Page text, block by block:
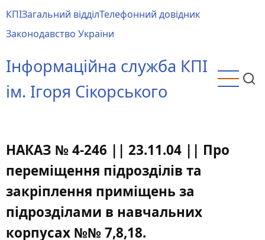
до
основного
КПІЗагальний відділТелефонний довідник
Законодавство України
Інформаційна служба КПІ
ім. Ігоря Сікорського
НАКАЗ № 4-246 || 23.11.04 || Про
переміщення підрозділів та
закріплення приміщень за
підрозділами в навчальних
корпусах №№ 7,8,18.